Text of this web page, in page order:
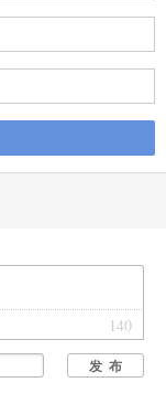
140
发 布